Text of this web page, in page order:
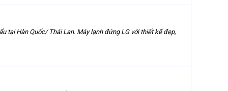
tại Hàn Quốc/ Thái Lan. Máy lạnh đứng LG với thiết kế đẹp,